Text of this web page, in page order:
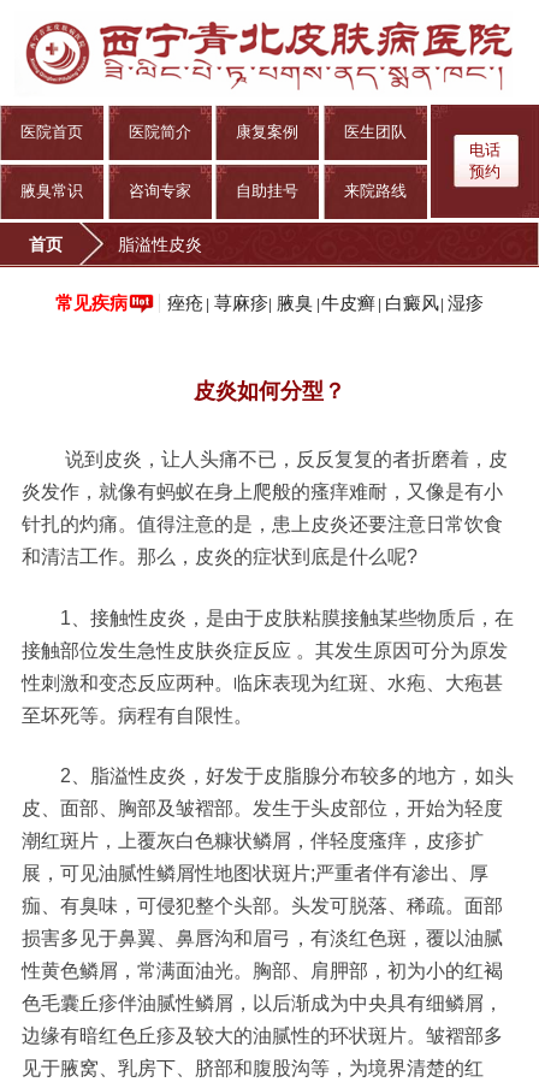
医院首页 医院简介 康复案例 医生团队
腋臭常识 咨询专家 自助挂号 来院路线
电话
预约
首页 脂溢性皮炎
常见疾病 痤疮 荨麻疹 腋臭 牛皮癣 白癜风 湿疹
皮炎如何分型？
说到皮炎，让人头痛不已，反反复复的者折磨着，皮
炎发作，就像有蚂蚁在身上爬般的瘙痒难耐，又像是有小
针扎的灼痛。值得注意的是，患上皮炎还要注意日常饮食
和清洁工作。那么，皮炎的症状到底是什么呢?
1、接触性皮炎，是由于皮肤粘膜接触某些物质后，在
接触部位发生急性皮肤炎症反应 。其发生原因可分为原发
性刺激和变态反应两种。临床表现为红斑、水疱、大疱甚
至坏死等。病程有自限性。
2、脂溢性皮炎，好发于皮脂腺分布较多的地方，如头
皮、面部、胸部及皱褶部。发生于头皮部位，开始为轻度
潮红斑片，上覆灰白色糠状鳞屑，伴轻度瘙痒，皮疹扩
展，可见油腻性鳞屑性地图状斑片;严重者伴有渗出、厚
痂、有臭味，可侵犯整个头部。头发可脱落、稀疏。面部
损害多见于鼻翼、鼻唇沟和眉弓，有淡红色斑，覆以油腻
性黄色鳞屑，常满面油光。胸部、肩胛部，初为小的红褐
色毛囊丘疹伴油腻性鳞屑，以后渐成为中央具有细鳞屑，
边缘有暗红色丘疹及较大的油腻性的环状斑片。皱褶部多
见于腋窝、乳房下、脐部和腹股沟等，为境界清楚的红